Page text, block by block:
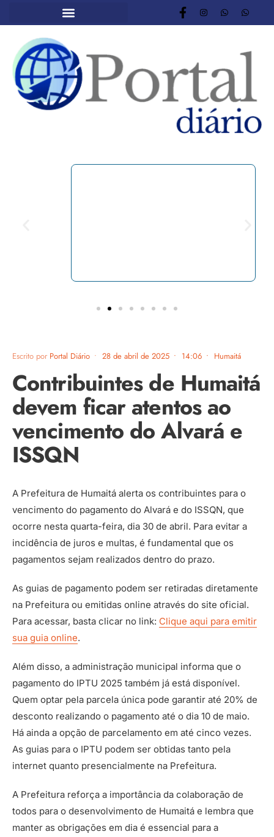
Escrito por Portal Diário • 28 de abril de 2025 • 14:06 • Humaitá
Contribuintes de Humaitá
devem ficar atentos ao
vencimento do Alvará e
ISSQN
A Prefeitura de Humaitá alerta os contribuintes para o
vencimento do pagamento do Alvará e do ISSQN, que
ocorre nesta quarta-feira, dia 30 de abril. Para evitar a
incidência de juros e multas, é fundamental que os
pagamentos sejam realizados dentro do prazo.
As guias de pagamento podem ser retiradas diretamente
na Prefeitura ou emitidas online através do site oficial.
Para acessar, basta clicar no link: Clique aqui para emitir
sua guia online.
Além disso, a administração municipal informa que o
pagamento do IPTU 2025 também já está disponível.
Quem optar pela parcela única pode garantir até 20% de
desconto realizando o pagamento até o dia 10 de maio.
Há ainda a opção de parcelamento em até cinco vezes.
As guias para o IPTU podem ser obtidas tanto pela
internet quanto presencialmente na Prefeitura.
A Prefeitura reforça a importância da colaboração de
todos para o desenvolvimento de Humaitá e lembra que
manter as obrigações em dia é essencial para a